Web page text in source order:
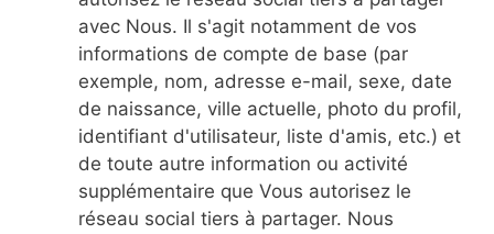
avec Nous. Il s'agit notamment de vos
informations de compte de base (par
exemple, nom, adresse e-mail, sexe, date
de naissance, ville actuelle, photo du profil,
identifiant d'utilisateur, liste d'amis, etc.) et
de toute autre information ou activité
supplémentaire que Vous autorisez le
réseau social tiers à partager. Nous